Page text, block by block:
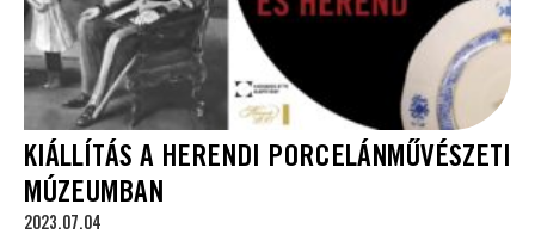
KIÁLLÍTÁS A HERENDI PORCELÁNMŰVÉSZETI
MÚZEUMBAN
2023.07.04